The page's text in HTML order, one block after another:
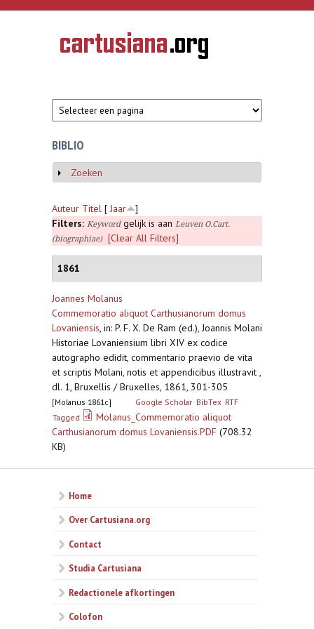
Overslaan en naar de inhoud gaan
CARTUSIANA
Geschiedenis
van de
BIBLIO
Weergeven
Zoeken
Auteur Titel [ Jaar
]
Filters: Keywordgelijk is aan Leuven O.Cart.
(biographiae)
[Clear All Filters]
1861
Joannes Molanus
Commemoratio aliquot Carthusianorum domus
Lovaniensis, in: P. F. X. De Ram (ed.), Joannis Molani
Historiae Lovaniensium libri XIV ex codice
autographo edidit, commentario praevio de vita
et scriptis Molani, notis et appendicibus illustravit ,
dl. 1, Bruxellis / Bruxelles, 1861, 301-305
[Molanus 1861c] Google Scholar BibTex RTF
Tagged
Molanus_Commemoratio aliquot
Carthusianorum domus Lovaniensis.PDF (708.32
KB)
Home
Over Cartusiana.org
Contact
Studia Cartusiana
Redactionele afkortingen
Colofon